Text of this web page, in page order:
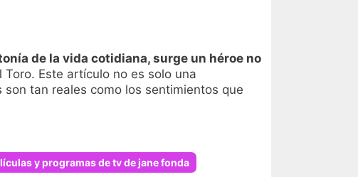
de la vida cotidiana, surge un héroe no
Toro. Este artículo no es solo una
tan reales como los sentimientos que
y programas de tv de jane fonda